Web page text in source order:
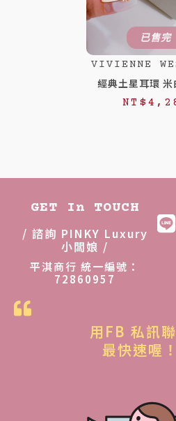
已售完
VIVIENNE
經典土星耳環 米
NT$
GET In TOUCH
/ 諮詢 PINKY Luxury
小闆娘 /
平淇商行 統一編號：
72860957
用FB 私訊
最快速喔